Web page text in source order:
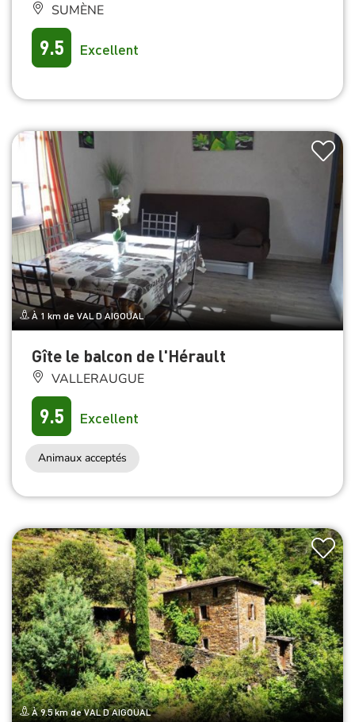
SUMÈNE
9.5 Excellent
À 1 km de VAL D AIGOUAL
Gîte le balcon de l'Hérault
VALLERAUGUE
9.5 Excellent
Animaux acceptés
À 9.5 km de VAL D AIGOUAL